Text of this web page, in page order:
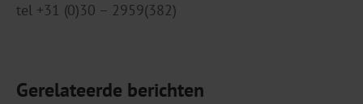
tel +31 (0)30 – 2959(382)
Gerelateerde berichten